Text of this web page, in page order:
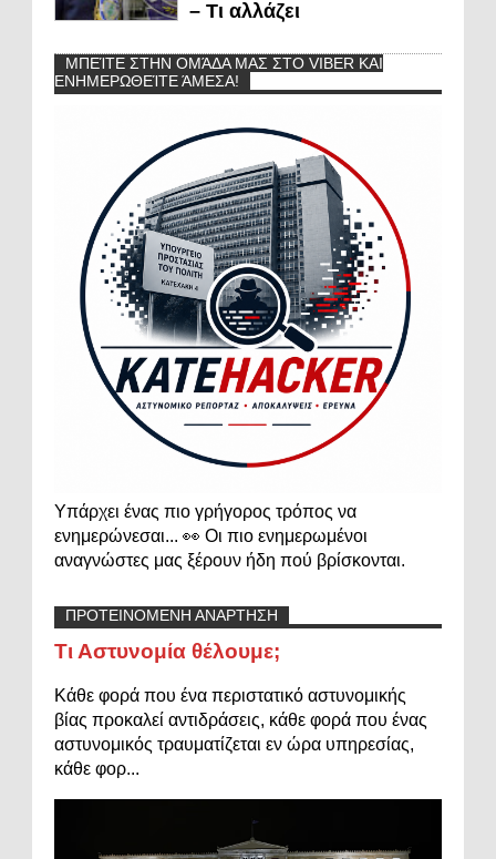
– Τι αλλάζει
ΜΠΕΊΤΕ ΣΤΗΝ ΟΜΆΔΑ ΜΑΣ ΣΤΟ VIBER ΚΑΙ
ΕΝΗΜΕΡΩΘΕΊΤΕ ΆΜΕΣΑ!
Υπάρχει ένας πιο γρήγορος τρόπος να
ενημερώνεσαι... 👀 Οι πιο ενημερωμένοι
αναγνώστες μας ξέρουν ήδη πού βρίσκονται.
ΠΡΟΤΕΙΝΟΜΕΝΗ ΑΝΑΡΤΗΣΗ
Τι Αστυνομία θέλουμε;
Κάθε φορά που ένα περιστατικό αστυνομικής
βίας προκαλεί αντιδράσεις, κάθε φορά που ένας
αστυνομικός τραυματίζεται εν ώρα υπηρεσίας,
κάθε φορ...